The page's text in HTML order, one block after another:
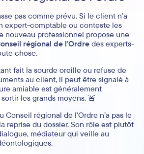
pas comme prévu. Si le client n’a
expert-comptable ou conteste les
nouveau professionnel propose une
régional de l’Ordre des experts-
chose.
fait la sourde oreille ou refuse de
au client, il peut être signalé à
amiable est généralement
les grands moyens. 🚨
Conseil régional de l’Ordre n’a pas le
reprise du dossier. Son rôle est plutôt
médiateur qui veille au